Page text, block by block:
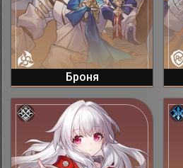
Броня